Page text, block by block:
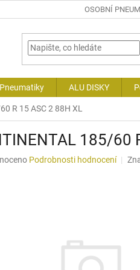
OSOBNÍ
ALU DISKY
R 15 ASC 2 88H XL
185/60
Podrobnosti hodnocení